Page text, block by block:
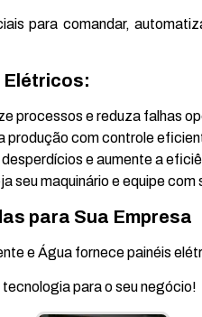
para comandar,
Elétricos:
processos e reduza falhas
produção com controle
e aumente a
seu maquinário e equipe
para Sua Empresa
e Água fornece painéis
para o seu negócio!